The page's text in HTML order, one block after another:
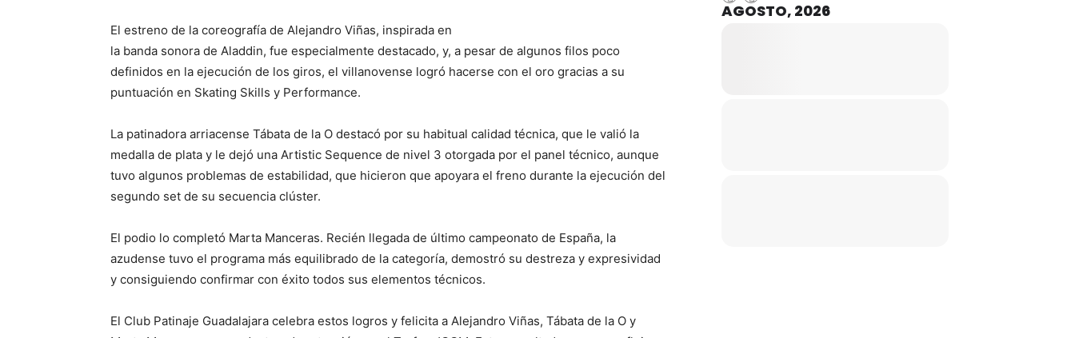
El estreno de la coreografía de Alejandro Viñas, inspirada en
la banda sonora de Aladdin, fue especialmente destacado, y, a pesar de algunos filos poco
definidos en la ejecución de los giros, el villanovense logró hacerse con el oro gracias a su
puntuación en Skating Skills y Performance.
La patinadora arriacense Tábata de la O destacó por su habitual calidad técnica, que le valió la
medalla de plata y le dejó una Artistic Sequence de nivel 3 otorgada por el panel técnico, aunque
tuvo algunos problemas de estabilidad, que hicieron que apoyara el freno durante la ejecución del
segundo set de su secuencia clúster.
El podio lo completó Marta Manceras. Recién llegada de último campeonato de España, la
azudense tuvo el programa más equilibrado de la categoría, demostró su destreza y expresividad
y consiguiendo confirmar con éxito todos sus elementos técnicos.
El Club Patinaje Guadalajara celebra estos logros y felicita a Alejandro Viñas, Tábata de la O y
AGOSTO, 2026